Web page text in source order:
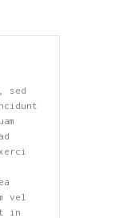
sed
vel
in